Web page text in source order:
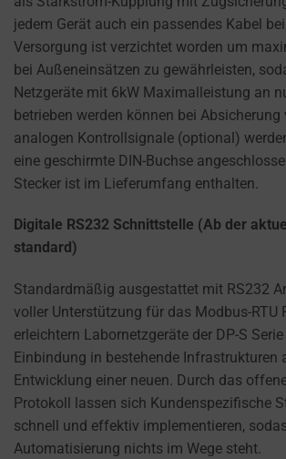
jedem Gerät auch ein passendes Kabel
Versorgung ist verzichtet worden um
bei Außeneinsätzen zu gewährleisten,
Netzgeräte mit 6kW Maximalleistung an
betrieben werden können bei Absicherung
analogen Kontrollsignale (optional)
eine geschirmte DIN-Buchse
Stecker ist im Lieferumfang enthalten.
Digitale RS232 Schnittstelle (Ab der
standard)
Standardmäßig ausgestattet mit RS232
voller Unterstützung für das Modbus-RTU
erleichtern Labornetzgeräte der DP-S
Einbindung in bestehende Infrastrukturen
Entwicklung einer neuen. Durch das
Protokoll lassen sich Kundenspezifische
schnell und effektiv implementieren,
Automatisierung nichts im Wege steht.